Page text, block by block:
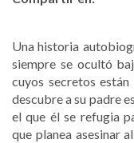
Una historia
siempre se ocultó
cuyos secretos
descubre a su padre
el que él se refugia
que planea asesinar